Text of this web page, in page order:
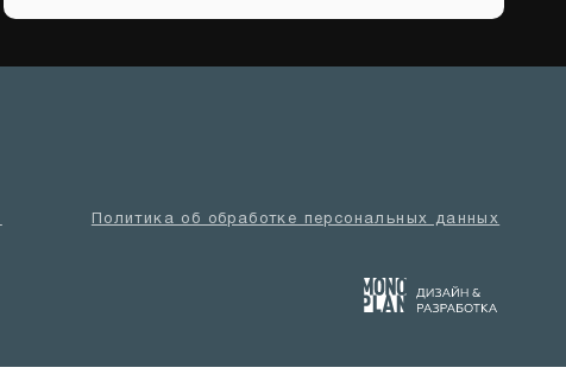
Политика об обработке персональных данных